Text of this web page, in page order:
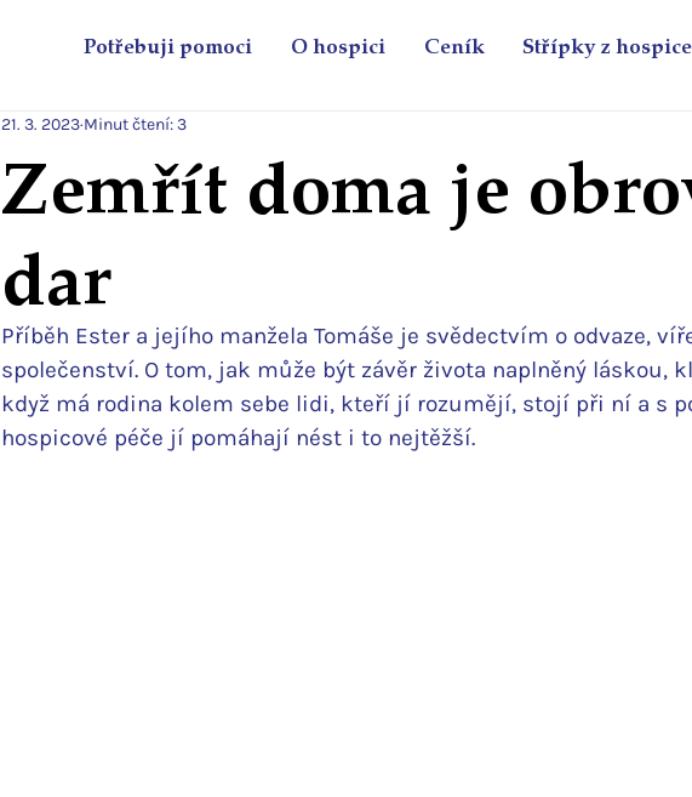
Potřebuji pomoci O hospici Ceník Střípky z hospice
Zemřít doma je
dar
21. 3. 2023 Minut čtení: 3
Příběh Ester a jejího manžela Tomáše je svědectvím o odvaze,
společenství. O tom, jak může být závěr života naplněný láskou,
když má rodina kolem sebe lidi, kteří jí rozumějí, stojí při ní a s
hospicové péče jí pomáhají nést i to nejtěžší.